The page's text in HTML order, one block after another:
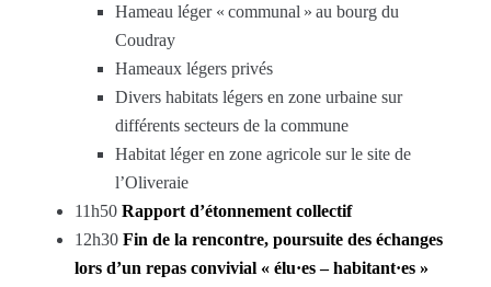
Hameau léger « communal » au bourg du
Coudray
Hameaux légers privés
Divers habitats légers en zone urbaine sur
différents secteurs de la commune
Habitat léger en zone agricole sur le site de
l’Oliveraie
11h50 Rapport d’étonnement collectif
12h30 Fin de la rencontre, poursuite des échanges
lors d’un repas convivial « élu·es – habitant·es »